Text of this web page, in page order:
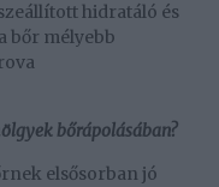
hidratáló és
bőr mélyebb
bőrápolásában?
elsősorban jó